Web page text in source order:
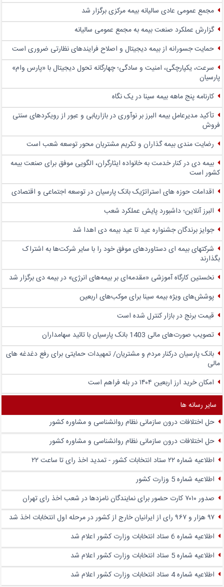
مجمع عمومی عادی سالیانه بیمه مرکزی برگزار شد
گزارش عملکرد صنعت بیمه به مجمع عمومی سالیانه
حمایت جسورانه از بیمه دیجیتال و اصلاح فرایندهای نظارتی ضروری است
سرعت، یکپارچگی، امنیت و سادگی؛ چهار‌گانه تحول دیجیتال با «پارس وام»
پارسیان
کارنامه پنج ماهه بیمه سینا در یک نگاه
تأکید مدیرعامل بیمه البرز بر نوآوری در بازاریابی و عبور از رویکردهای سنتی
فروش
رضایت مندی بیمه گذاران و تکریم مشتریان محور توسعه شعب است
بیمه دی در کنار خدمت به خانواده ایثارگران، الگویی موفق برای صنعت بیمه
کشور است
اقدامات حوزه های استراتژیک بانک پارسیان در توسعه اجتماعی و اقتصادی
البرز آنلاین؛ داشبورد پایش عملکرد شعب
جوایز برندگان جشنواره عید تا عید بیمه دی اهدا شد
شرکتهای بیمه ای دستاوردهای موفق خود را با سایر شرکت‌ها به اشتراک
بگذارند
نخستین کارگاه آموزشی «مقدمه‌ای بر بیمه‌های انرژی» در بیمه دی برگزار شد
پوشش‌های ویژه بیمه سینا برای موکب‌های اربعین
قیمت برنج در بازار کنترل شده است
تصویب صورت‌های مالی 1403 بانک پارسیان با تائید سهامداران
بانک پارسیان درکنار مردم و مشتریان/ تمهیدات حمایتی برای رفع دغدغه های
مالی
امکان خرید ارز اربعین ۱۴۰۴ در بله فراهم است
سایر رسانه ها
حل اختلافات درون سازمانی نظام روانشناسی و مشاوره کشور
حل اختلافات درون سازمانی نظام روانشناسی و مشاوره کشور
اطلاعیه شماره ۲۲ ستاد انتخابات کشور - تمدید اخذ رای تا ساعت ۲۲
اطلاعیه شماره 5 وزارت کشور
صدور ۷۰۱۰ کارت حضور برای نمایندگان نامزدها در شعب اخذ رای تهران
۹۷ هزار و ۹۶۷ رای از ایرانیان خارج از کشور در مرحله اول انتخابات اخذ شد
اطلاعیه شماره 6 ستاد انتخابات وزارت کشور اعلام شد
اطلاعیه شماره 5 ستاد انتخابات وزارت کشور اعلام شد
اطلاعیه شماره 4 ستاد انتخابات وزارت کشور اعلام شد